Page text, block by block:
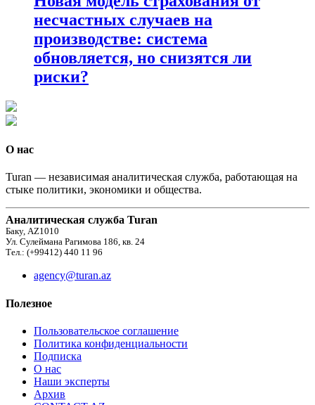
несчастных случаев на
производстве: система
обновляется, но снизятся ли
риски?
О нас
Turan — независимая аналитическая служба, работающая на
стыке политики, экономики и общества.
Аналитическая служба Turan
Баку, AZ1010
Ул. Сулеймана Рагимова 186, кв. 24
Тел.: (+99412) 440 11 96
agency@turan.az
Полезное
Пользовательское соглашение
Политика конфиденциальности
Подписка
О нас
Наши эксперты
Архив